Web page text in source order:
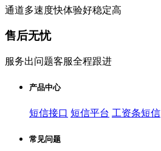
通道多速度快体验好稳定高
售后无忧
服务出问题客服全程跟进
产品中心
短信接口 短信平台 工资条短信
常见问题